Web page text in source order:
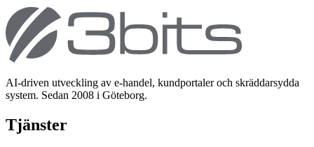
AI-driven utveckling av e-handel, kundportaler och skräddarsydda
system. Sedan 2008 i Göteborg.
Tjänster